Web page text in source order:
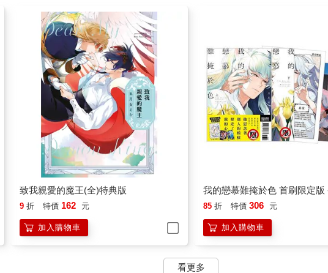
致我親愛的魔王(全)特典版
9 折 特價 162 元
加入購物車
我的戀慕難掩於色 首刷限定版
85 折 特價 306 元
加入購物車
看更多